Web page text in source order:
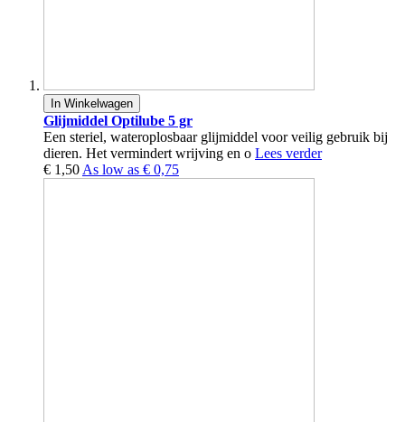
In Winkelwagen
Glijmiddel Optilube 5 gr
Een steriel, wateroplosbaar glijmiddel voor veilig gebruik bij
dieren. Het vermindert wrijving en o Lees verder
€ 1,50 As low as € 0,75